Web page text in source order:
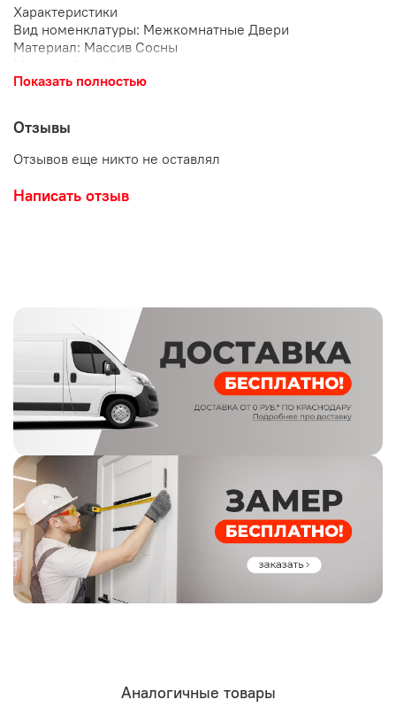
Характеристики
Вид номенклатуры: Межкомнатные Двери
Материал: Массив Сосны
Дизайн: Классика
Размер, мм: 2000х800
Тип двери: Глухая
Цветовая гамма: Белая
Толщина полотна, мм: 38
Цвет: Белый жемчуг
Показать полностью
Отзывы
Отзывов еще никто не оставлял
Написать отзыв
Аналогичные товары